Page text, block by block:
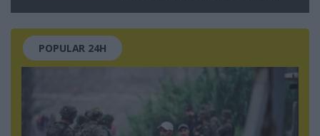
POPULAR 24H